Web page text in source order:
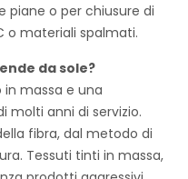
piane o per chiusure di
o materiali spalmati.
da sole?
massa e una
molti anni di servizio.
fibra, dal metodo di
Tessuti tinti in massa,